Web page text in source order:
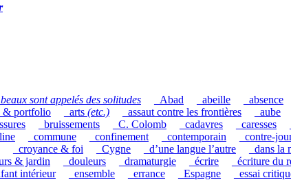
sont appelés des solitudes _Abad _abeille _absence
& portfolio _arts (etc.) _assaut contre les frontières _aube
_bruissements _C. Colomb _cadavres _caresses
_commune _confinement _contemporain _contre-
_croyance & foi _Cygne _d’une langue l’autre _dans la
& jardin _douleurs _dramaturgie _écrire _écriture du
intérieur _ensemble _errance _Espagne _essai